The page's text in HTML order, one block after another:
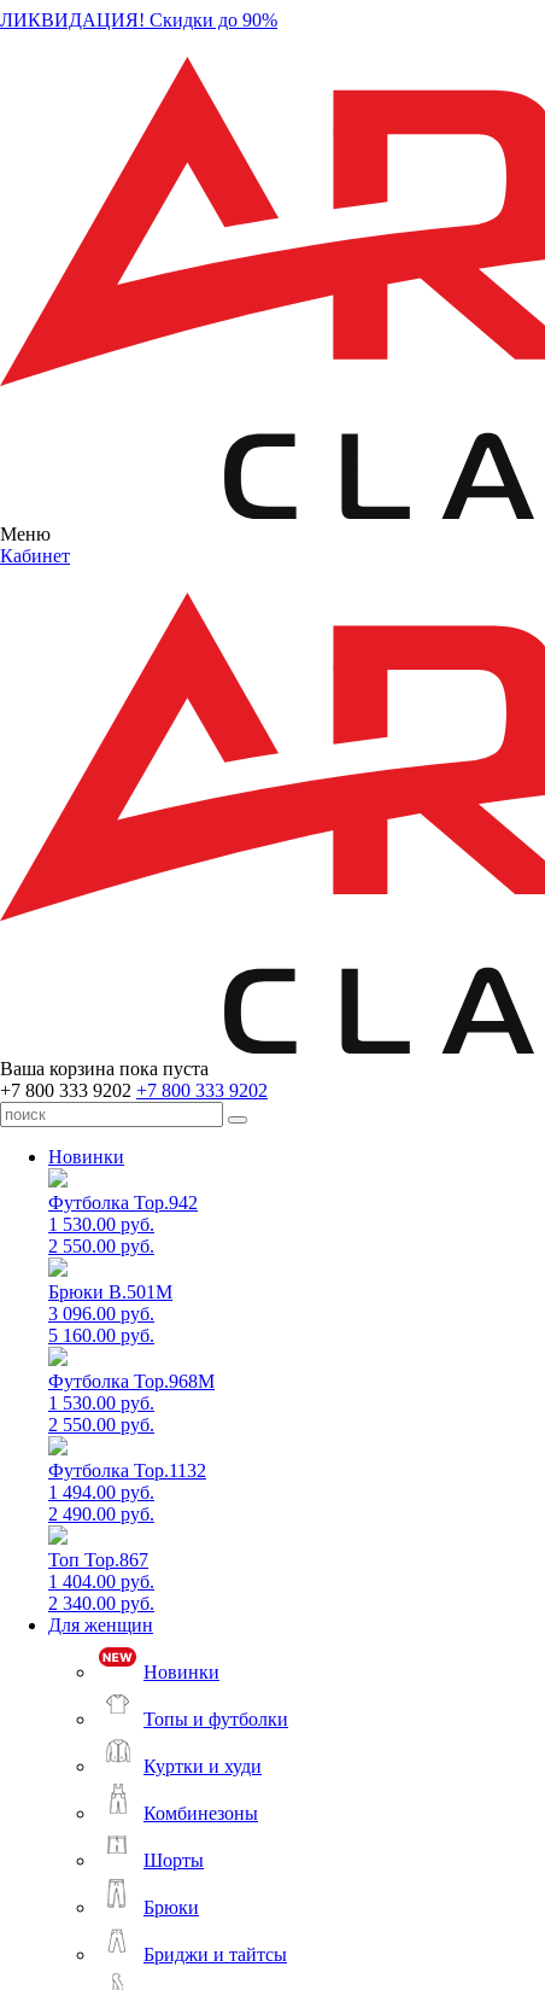
ЛИКВИДАЦИЯ! Скидки до 90%
Меню
Кабинет
Ваша корзина пока пуста
+7 800 333 9202 +7 800 333 9202
Новинки
Футболка Top.942
1 530.00 руб.
2 550.00 руб.
Брюки B.501M
3 096.00 руб.
5 160.00 руб.
Футболка Top.968M
1 530.00 руб.
2 550.00 руб.
Футболка Top.1132
1 494.00 руб.
2 490.00 руб.
Топ Top.867
1 404.00 руб.
2 340.00 руб.
Для женщин
Новинки
Топы и футболки
Куртки и худи
Комбинезоны
Шорты
Брюки
Бриджи и тайтсы